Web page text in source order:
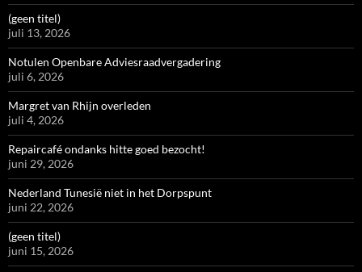
(geen titel)
juli 13, 2026
Notulen Openbare Adviesraadvergadering
juli 6, 2026
Margret van Rhijn overleden
juli 4, 2026
Repaircafé ondanks hitte goed bezocht!
juni 29, 2026
Nederland Tunesië niet in het Dorpspunt
juni 22, 2026
(geen titel)
juni 15, 2026